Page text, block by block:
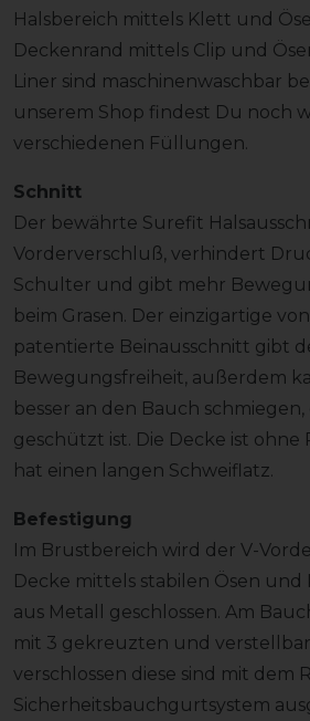
Halsbereich mittels Klett und
Deckenrand mittels Clip und
Liner sind maschinenwaschbar
unserem Shop findest Du noch
verschiedenen Füllungen.
Schnitt
Der bewährte Surefit
Vorderverschluß, verhindert
Schulter und gibt mehr
beim Grasen. Der einzigartige
patentierte Beinausschnitt gibt
Bewegungsfreiheit, außerdem
besser an den Bauch
geschützt ist. Die Decke ist
hat einen langen Schweiflatz.
Befestigung
Im Brustbereich wird der V-
Decke mittels stabilen Ösen und
aus Metall geschlossen. Am
mit 3 gekreuzten und
verschlossen diese sind mit dem
Sicherheitsbauchgurtsystem